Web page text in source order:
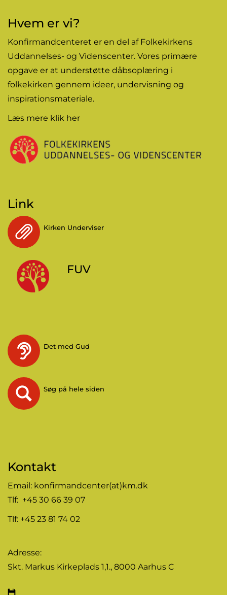
Hvem er vi?
Konfirmandcenteret er en del af Folkekirkens
Uddannelses- og Videnscenter. Vores primære
opgave er at understøtte dåbsoplæring i
folkekirken gennem ideer, undervisning og
inspirationsmateriale.
Læs mere klik her
Link
Kirken Underviser
FUV
Det med Gud
Søg på hele siden
Kontakt
Email: konfirmandcenter(at)km.dk
Tlf: +45 30 66 39 07
Tlf: +45 23 81 74 02
Adresse:
Skt. Markus Kirkeplads 1,1., 8000 Aarhus C